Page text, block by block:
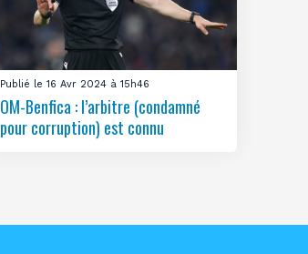
Publié le 16 Avr 2024 à 15h46
OM-Benfica : l’arbitre (condamné
pour corruption) est connu